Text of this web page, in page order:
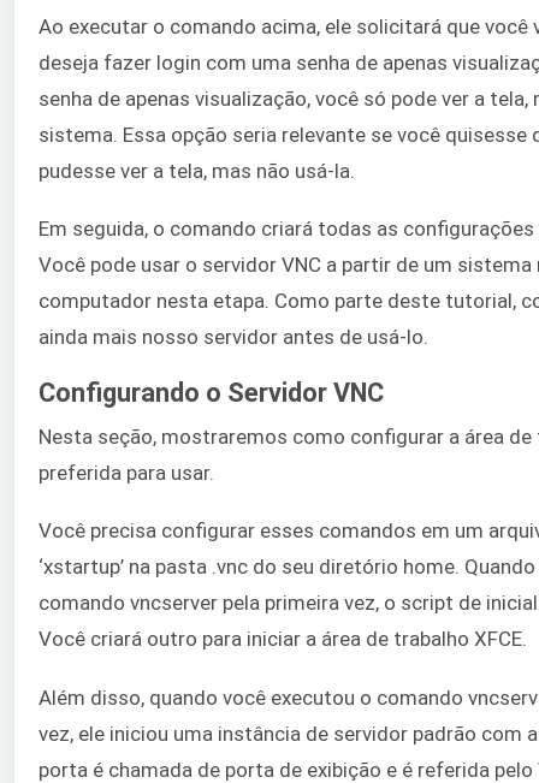
Ao executar o comando acima, ele solicitará que você
deseja fazer login com uma senha de apenas
senha de apenas visualização, você só pode ver a tela,
sistema. Essa opção seria relevante se você quisesse
pudesse ver a tela, mas não usá-la.
Em seguida, o comando criará todas as
Você pode usar o servidor VNC a partir de um
computador nesta etapa. Como parte deste tutorial,
ainda mais nosso servidor antes de usá-lo.
Configurando o Servidor VNC
Nesta seção, mostraremos como configurar a área de
preferida para usar.
Você precisa configurar esses comandos em um
‘xstartup’ na pasta .vnc do seu diretório home.
comando vncserver pela primeira vez, o script de
Você criará outro para iniciar a área de trabalho XFCE.
Além disso, quando você executou o comando
vez, ele iniciou uma instância de servidor padrão com
porta é chamada de porta de exibição e é referida pelo